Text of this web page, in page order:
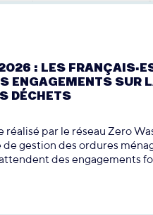
: LES
ENGAGEMENTS SUR
DÉCHETS
réalisé par le réseau Zero
gestion des ordures
des engagements